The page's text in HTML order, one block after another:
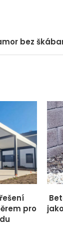
bez
pro